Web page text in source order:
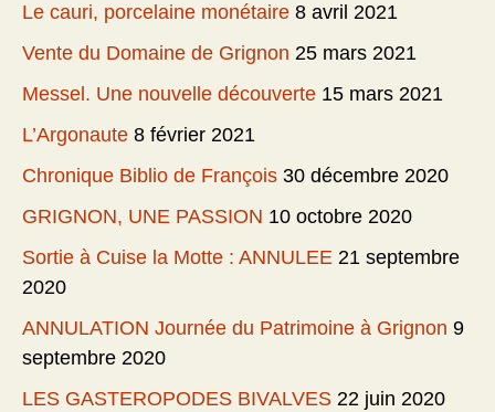
Le cauri, porcelaine monétaire 8 avril 2021
Vente du Domaine de Grignon 25 mars 2021
Messel. Une nouvelle découverte 15 mars 2021
L’Argonaute 8 février 2021
Chronique Biblio de François 30 décembre 2020
GRIGNON, UNE PASSION 10 octobre 2020
Sortie à Cuise la Motte : ANNULEE 21 septembre
2020
ANNULATION Journée du Patrimoine à Grignon 9
septembre 2020
LES GASTEROPODES BIVALVES 22 juin 2020